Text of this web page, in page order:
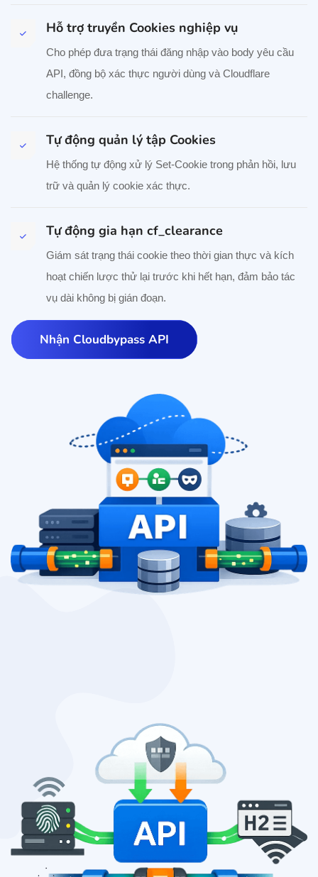
Hỗ trợ truyền Cookies nghiệp vụ
Cho phép đưa trạng thái đăng nhập vào body yêu cầu
API, đồng bộ xác thực người dùng và Cloudflare
challenge.
Tự động quản lý tập Cookies
Hệ thống tự động xử lý Set-Cookie trong phản hồi, lưu
trữ và quản lý cookie xác thực.
Tự động gia hạn cf_clearance
Giám sát trạng thái cookie theo thời gian thực và kích
hoạt chiến lược thử lại trước khi hết hạn, đảm bảo tác
vụ dài không bị gián đoạn.
Nhận Cloudbypass API